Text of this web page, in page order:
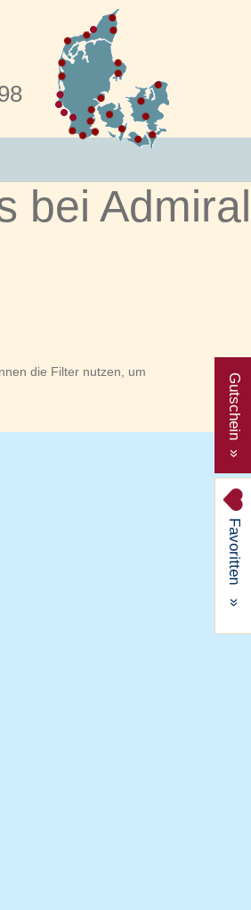
Favoritten
»
Gutschein »
bei Admiral
die Filter nutzen, um